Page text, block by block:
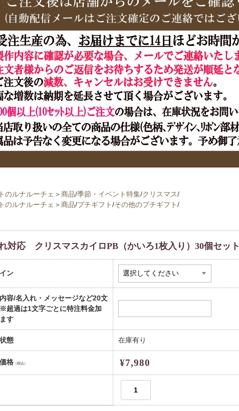
のルナルーチェ ＞商品/季節・イベント特集/クリスマス/
のルナルーチェ ＞商品/プチギフト/その他のプチギフト/
対応 クリスマスカイロPB（かいろ1枚入り）30個セット
ン
容/名入れ・メッセージなど20文
超過は1文字ごとに特注料金加
す
態 在庫有り
格（税込） ¥7,980